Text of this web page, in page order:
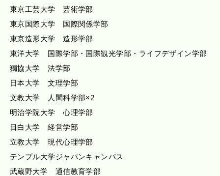
東京工芸大学 芸術学部
東京国際大学 国際関係学部
東京造形大学 造形学部
東洋大学 国際学部・国際観光学部・ライフデザイン学部
獨協大学 法学部
日本大学 文理学部
文教大学 人間科学部×2
明治学院大学 心理学部
目白大学 経営学部
立教大学 現代心理学部
テンプル大学ジャパンキャンパス
武蔵野大学 通信教育学部